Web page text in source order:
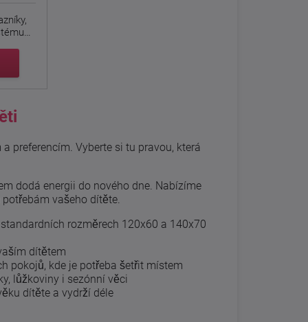
preferencím. Vyberte si tu pravou, která
dodá energii do nového dne. Nabízíme
vašeho dítěte.
rozměrech 120x60 a 140x70
dítětem
pokojů, kde je potřeba šetřit místem
lůžkoviny i sezónní věci
dítěte a vydrží déle